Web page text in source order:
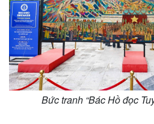
Bức tranh “Bác Hồ đọc